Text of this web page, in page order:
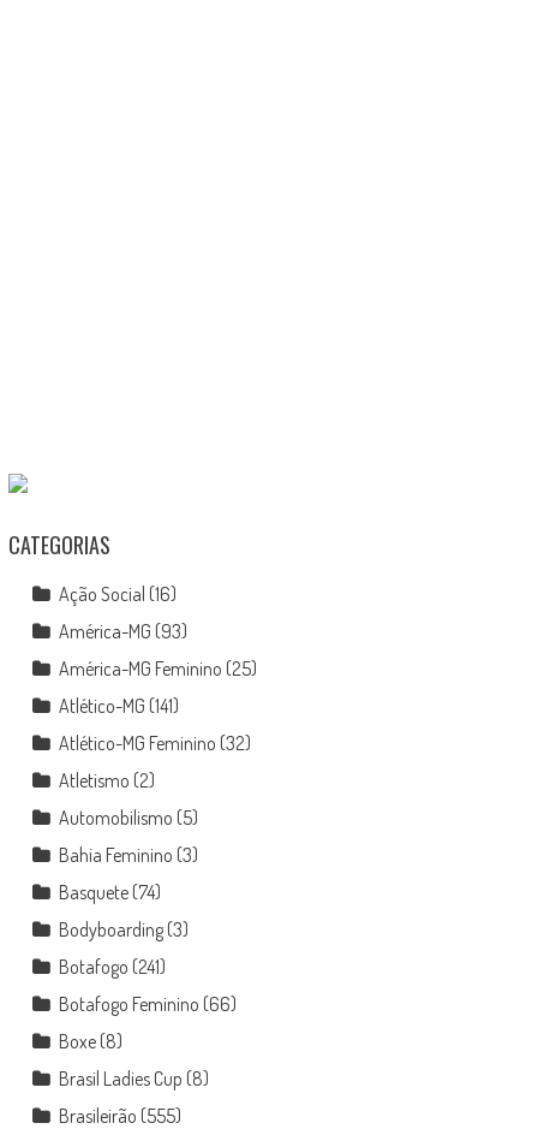
CATEGORIAS
Ação Social (16)
América-MG (93)
América-MG Feminino (25)
Atlético-MG (141)
Atlético-MG Feminino (32)
Atletismo (2)
Automobilismo (5)
Bahia Feminino (3)
Basquete(74)
Bodyboarding(3)
Botafogo (241)
Botafogo Feminino (66)
Boxe(8)
Brasil Ladies Cup (8)
Brasileirão (555)